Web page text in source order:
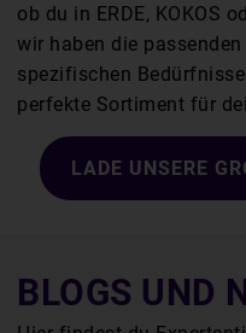
ob du in ERDE, KOKOS
wir haben die
spezifischen
perfekte Sortiment für
LADE UNSERE
BLOGS UND